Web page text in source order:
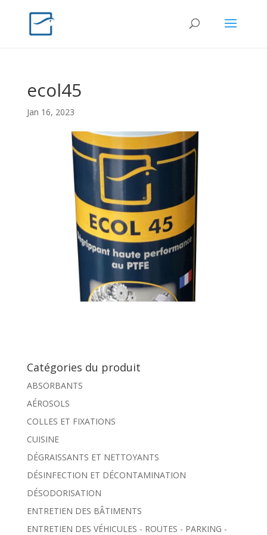
ecol45
Jan 16, 2023
Catégories du produit
ABSORBANTS
AÉROSOLS
COLLES ET FIXATIONS
CUISINE
DÉGRAISSANTS ET NETTOYANTS
DÉSINFECTION ET DÉCONTAMINATION
DÉSODORISATION
ENTRETIEN DES BÂTIMENTS
ENTRETIEN DES VÉHICULES - ROUTES - PARKING -